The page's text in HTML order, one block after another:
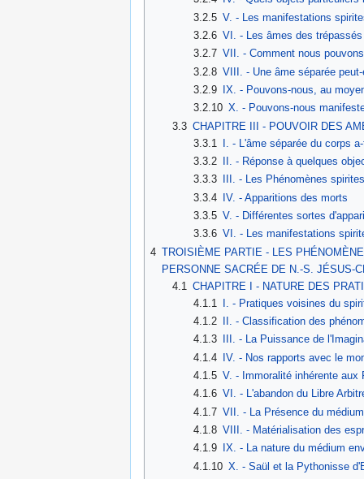
3.2.5 V. - Les manifestations
3.2.6 VI. - Les âmes des
3.2.7 VII. - Comment nous
3.2.8 VIII. - Une âme séparée
3.2.9
IX. - Pouvons-nous, au
3.2.10 X. - Pouvons-nous
3.3 CHAPITRE III - POUVOIR DES
3.3.1
I. - L'âme séparée du corps
3.3.2
II. - Réponse à quelques
3.3.3
III. - Les Phénomènes
3.3.4 IV. - Apparitions des morts
3.3.5 V. - Différentes sortes
3.3.6 VI. - Les manifestations
4 TROISIÈME PARTIE - LES
PERSONNE SACRÉE DE N.-S. JÉSUS-
4.1 CHAPITRE I - NATURE DES
4.1.1
I. - Pratiques voisines du
4.1.2
II. - Classification des
4.1.3
III. - La Puissance de
4.1.4 IV. - Nos rapports avec le
4.1.5 V. - Immoralité inhérente aux
4.1.6 VI. - L'abandon du Libre
4.1.7 VII. - La Présence du
4.1.8 VIII. - Matérialisation des
4.1.9
IX. - La nature du médium
4.1.10 X. - Saül et la Pythonisse